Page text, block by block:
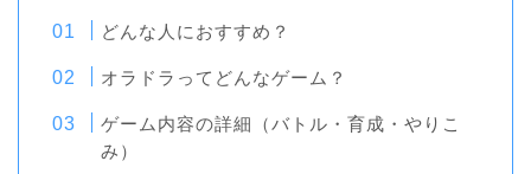
どんな人におすすめ？
オラドラってどんなゲーム？
ゲーム内容の詳細（バトル・育成・やりこ
み）